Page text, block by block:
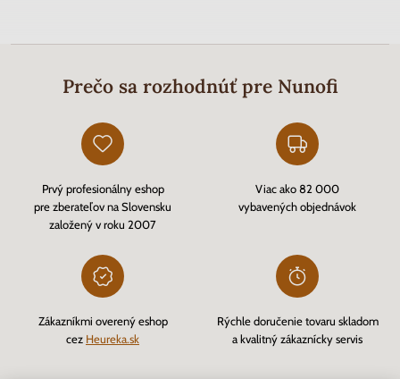
Prečo sa rozhodnúť pre Nunofi
Prvý profesionálny eshop
pre zberateľov na Slovensku
založený v roku 2007
Viac ako 82 000
vybavených objednávok
Zákazníkmi overený eshop
cez Heureka.sk
Rýchle doručenie tovaru skladom
a kvalitný zákaznícky servis